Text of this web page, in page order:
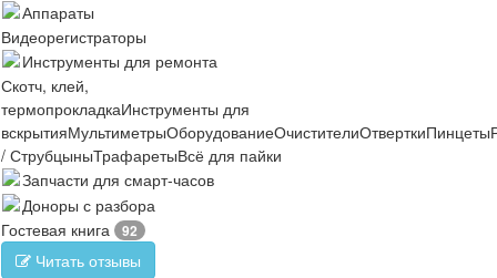
Аппараты
Видеорегистраторы
Инструменты для ремонта
Скотч, клей,
термопрокладкаИнструменты для
вскрытияМультиметрыОборудованиеОчистителиОтверткиПинцеты
/ СтрубцыныТрафаретыВсё для пайки
Запчасти для смарт-часов
Доноры с разбора
Гостевая книга
92
Читать отзывы